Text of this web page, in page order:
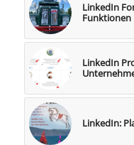
LinkedIn
Funktionen
LinkedIn
LinkedIn: